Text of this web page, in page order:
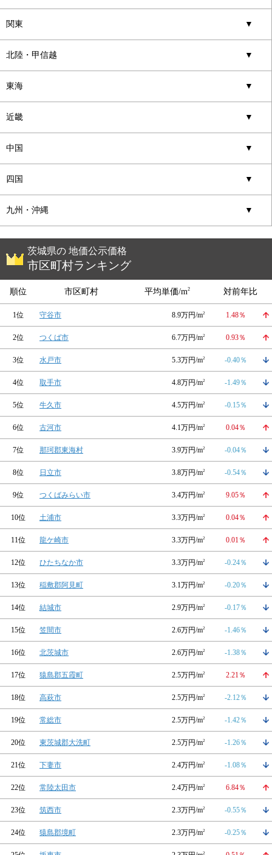
関東 ▼
北陸・甲信越 ▼
東海 ▼
近畿 ▼
中国 ▼
四国 ▼
九州・沖縄 ▼
茨城県の 地価公示価格
市区町村ランキング
順位 市区町村 平均単価/m2 対前年比
1位 守谷市 8.9万円/m2 1.48％
2位 つくば市 6.7万円/m2 0.93％
3位 水戸市 5.3万円/m2 -0.40％
4位 取手市 4.8万円/m2 -1.49％
5位 牛久市 4.5万円/m2 -0.15％
6位 古河市 4.1万円/m2 0.04％
7位 那珂郡東海村 3.9万円/m2 -0.04％
8位 日立市 3.8万円/m2 -0.54％
9位 つくばみらい市 3.4万円/m2 9.05％
10位 土浦市 3.3万円/m2 0.04％
11位 龍ケ崎市 3.3万円/m2 0.01％
12位 ひたちなか市 3.3万円/m2 -0.24％
13位 稲敷郡阿見町 3.1万円/m2 -0.20％
14位 結城市 2.9万円/m2 -0.17％
15位 笠間市 2.6万円/m2 -1.46％
16位 北茨城市 2.6万円/m2 -1.38％
17位 猿島郡五霞町 2.5万円/m2 2.21％
18位 高萩市 2.5万円/m2 -2.12％
19位 常総市 2.5万円/m2 -1.42％
20位 東茨城郡大洗町 2.5万円/m2 -1.26％
21位 下妻市 2.4万円/m2 -1.08％
22位 常陸太田市 2.4万円/m2 6.84％
23位 筑西市 2.3万円/m2 -0.55％
24位 猿島郡境町 2.3万円/m2 -0.25％
2